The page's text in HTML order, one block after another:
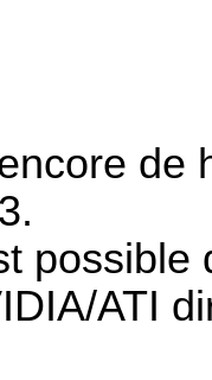
de
possible
ATI